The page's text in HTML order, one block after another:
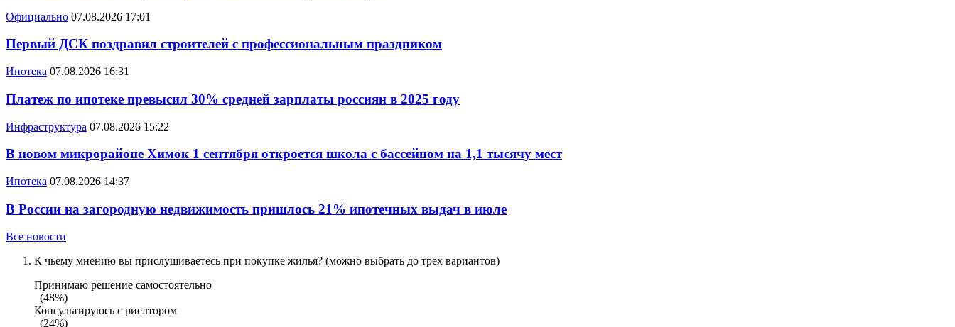
Официально 07.08.2026 17:01
Первый ДСК поздравил строителей с профессиональным праздником
Ипотека 07.08.2026 16:31
Платеж по ипотеке превысил 30% средней зарплаты россиян в 2025 году
Инфраструктура 07.08.2026 15:22
В новом микрорайоне Химок 1 сентября откроется школа с бассейном на 1,1 тысячу мест
Ипотека 07.08.2026 14:37
В России на загородную недвижимость пришлось 21% ипотечных выдач в июле
Все новости
К чьему мнению вы прислушиваетесь при покупке жилья? (можно выбрать до трех вариантов)
Принимаю решение самостоятельно
(48%)
Консультируюсь с риелтором
(24%)